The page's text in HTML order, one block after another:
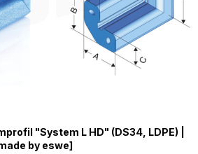
"System L HD" (DS34, LDPE) |
by eswe]